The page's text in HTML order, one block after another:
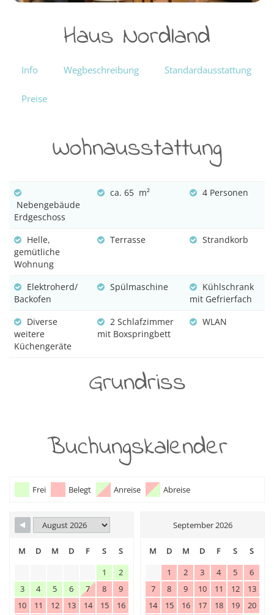
Haus Nordland
Info Wegbeschreibung Standardausstattung
Preise
Wohnausstattung
Nebengebäude
Erdgeschoss
ca. 65 m² 4 Personen
Helle,
gemütliche
Wohnung
Terrasse Strandkorb
Elektroherd/
Backofen
Spülmaschine
Kühlschrank
mit Gefrierfach
Diverse
weitere
Küchengeräte
2 Schlafzimmer
mit Boxspringbett
WLAN
Grundriss
Buchungskalender
Frei Belegt Anreise Abreise
M D M D F S
S
1
2
3
4 5 6 7 8
9
10
11 12 13 14 15
16
September 2026
M D M D F S
S
1
2 3 4 5
6
7
8 9 10 11 12
13
14
15 16 17 18 19
20